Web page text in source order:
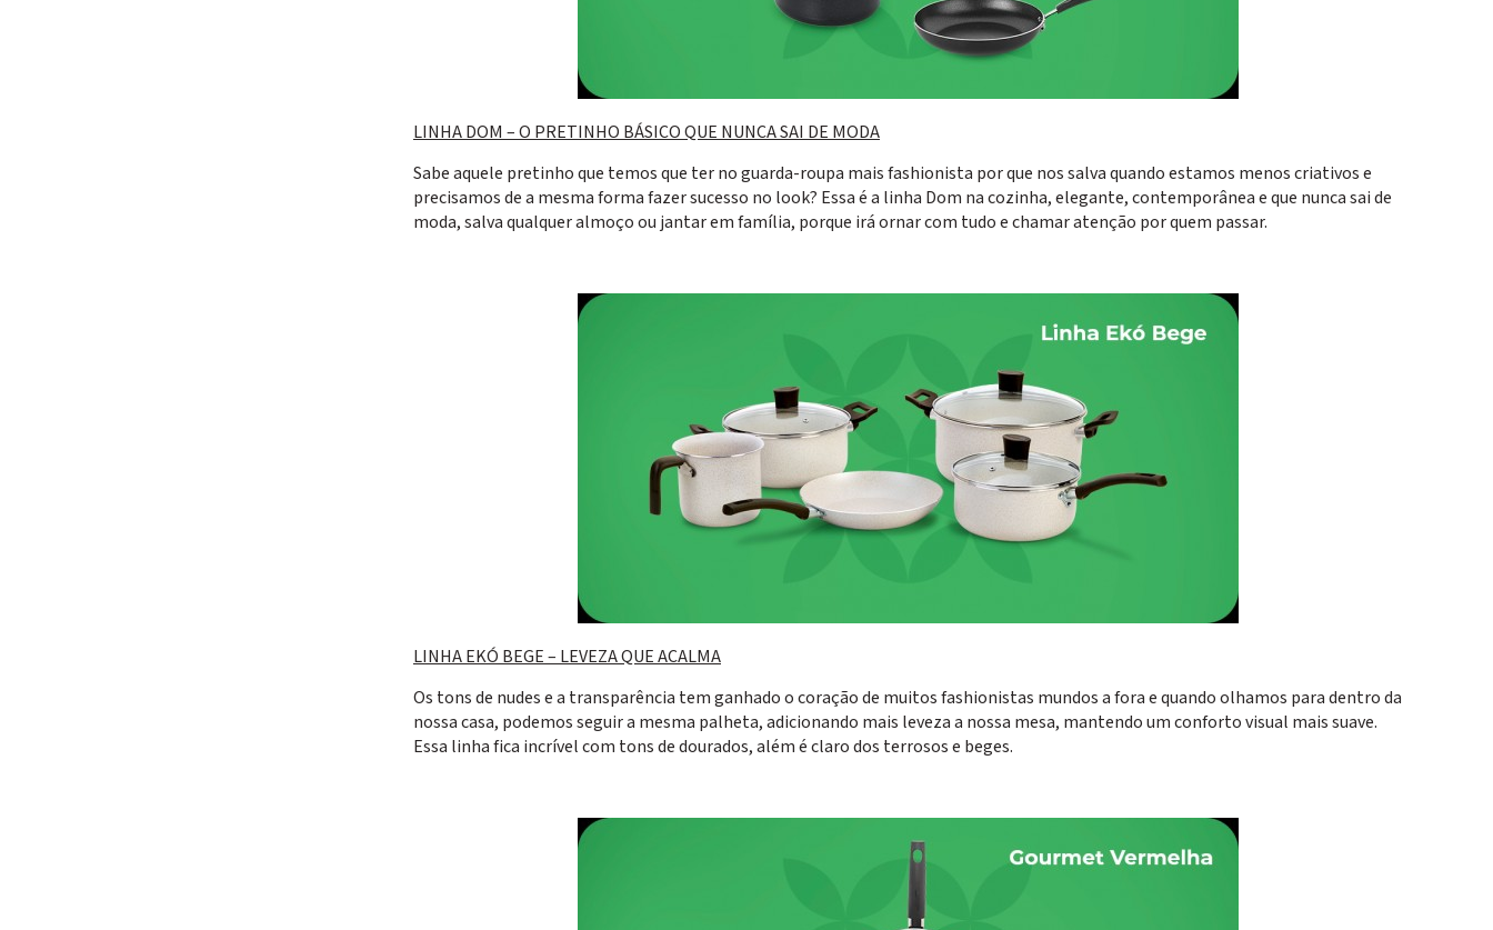
LINHA DOM – O PRETINHO BÁSICO QUE NUNCA SAI DE MODA
Sabe aquele pretinho que temos que ter no guarda-roupa mais fashionista por que nos salva quando estamos menos criativos e
precisamos de a mesma forma fazer sucesso no look? Essa é a linha Dom na cozinha, elegante, contemporânea e que nunca sai de
moda, salva qualquer almoço ou jantar em família, porque irá ornar com tudo e chamar atenção por quem passar.
LINHA EKÓ BEGE – LEVEZA QUE ACALMA
Os tons de nudes e a transparência tem ganhado o coração de muitos fashionistas mundos a fora e quando olhamos para dentro da
nossa casa, podemos seguir a mesma palheta, adicionando mais leveza a nossa mesa, mantendo um conforto visual mais suave.
Essa linha fica incrível com tons de dourados, além é claro dos terrosos e beges.